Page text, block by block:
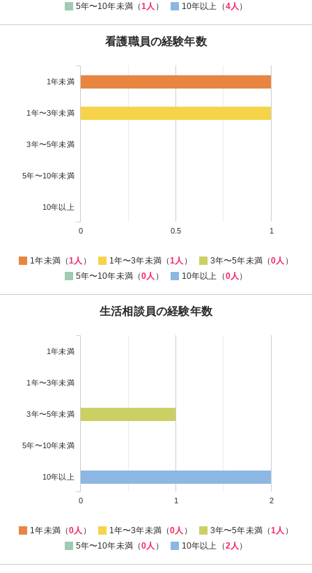
5年〜10年未満（1人 ） 10年以上（4人 ）
看護職員の経験年数
1年未満
1年〜3年未満
3年〜5年未満
5年〜10年未満
10年以上
0 0.5 1
1年未満（1人 ） 1年〜3年未満（1人 ） 3年〜5年未満（0人 ）
5年〜10年未満（0人 ） 10年以上（0人 ）
生活相談員の経験年数
1年未満
1年〜3年未満
3年〜5年未満
5年〜10年未満
10年以上
0 1 2
1年未満（0人 ） 1年〜3年未満（0人 ） 3年〜5年未満（1人 ）
5年〜10年未満（0人 ） 10年以上（2人 ）